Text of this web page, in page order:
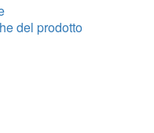
del prodotto